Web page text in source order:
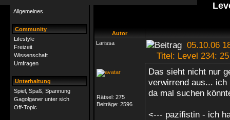
Allgemeines
Community
Lifestyle
Freizeit
Wissenschaft
Umfragen
Unterhaltung
Spiel, Spaß, Spannung
Gagolganer unter sich
Off-Topic
Autor
Larissa
05.10.06
Titel: Level 234:
Rätsel: 275
Beiträge: 2596
Das sieht nicht nur
verwirrend aus... ich
da mal suchen
<--- pazifistin - ich